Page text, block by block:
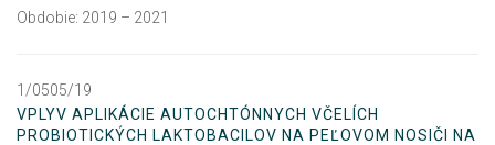
Obdobie: 2019 – 2021
1/0505/19
VPLYV APLIKÁCIE AUTOCHTÓNNYCH VČELÍCH
PROBIOTICKÝCH LAKTOBACILOV NA PEĽOVOM NOSIČI NA